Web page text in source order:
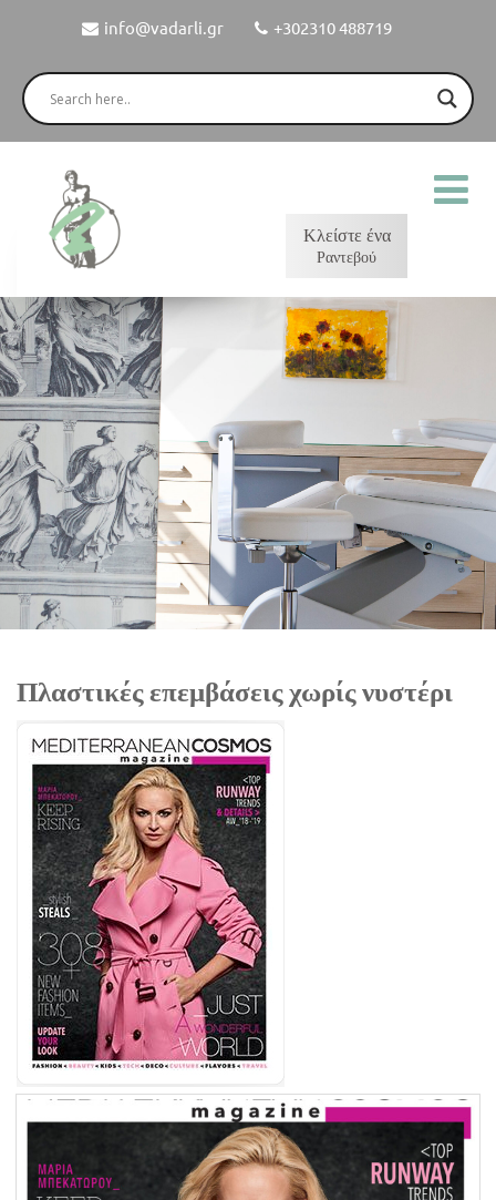
info@vadarli.gr +302310 488719
Κλείστε ένα
Ραντεβού
Πλαστικές επεμβάσεις χωρίς νυστέρι